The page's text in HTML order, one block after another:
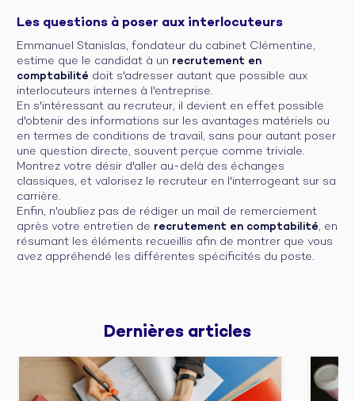
Les questions à poser aux interlocuteurs
Emmanuel Stanislas, fondateur du cabinet Clémentine,
estime que le candidat à un recrutement en
comptabilité doit s'adresser autant que possible aux
interlocuteurs internes à l'entreprise.
En s'intéressant au recruteur, il devient en effet possible
d'obtenir des informations sur les avantages matériels ou
en termes de conditions de travail, sans pour autant poser
une question directe, souvent perçue comme triviale.
Montrez votre désir d'aller au-delà des échanges
classiques, et valorisez le recruteur en l'interrogeant sur sa
carrière.
Enfin, n'oubliez pas de rédiger un mail de remerciement
après votre entretien de recrutement en comptabilité, en
résumant les éléments recueillis afin de montrer que vous
avez appréhendé les différentes spécificités du poste.
Dernières articles